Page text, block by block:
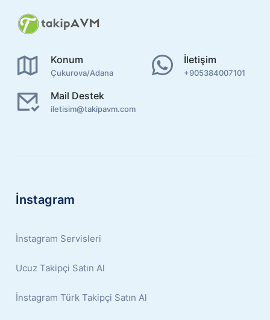
Konum
Çukurova/Adana
İletişim
+905384007101
Mail Destek
iletisim@takipavm.com
İnstagram
İnstagram Servisleri
Ucuz Takipçi Satın Al
İnstagram Türk Takipçi Satın Al